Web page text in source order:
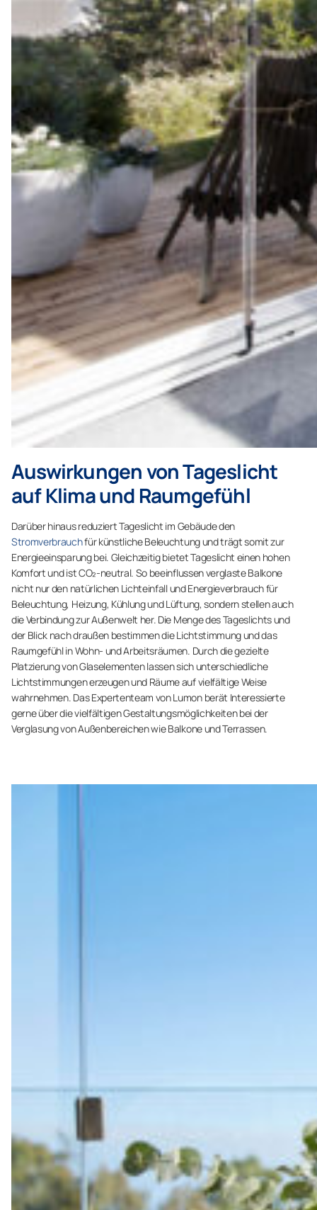
Auswirkungen von Tageslicht
auf Klima und Raumgefühl
Darüber hinaus reduziert Tageslicht im Gebäude den
Stromverbrauchfür künstliche Beleuchtung und trägt somit zur
Energieeinsparung bei. Gleichzeitig bietet Tageslicht einen hohen
Komfort und ist CO₂-neutral. So beeinflussen verglaste Balkone
nicht nur den natürlichen Lichteinfall und Energieverbrauch für
Beleuchtung, Heizung, Kühlung und Lüftung, sondern stellen auch
die Verbindung zur Außenwelt her. Die Menge des Tageslichts und
der Blick nach draußen bestimmen die Lichtstimmung und das
Raumgefühl in Wohn- und Arbeitsräumen. Durch die gezielte
Platzierung von Glaselementen lassen sich unterschiedliche
Lichtstimmungen erzeugen und Räume auf vielfältige Weise
wahrnehmen. Das Expertenteam von Lumon berät Interessierte
gerne über die vielfältigen Gestaltungsmöglichkeiten bei der
Verglasung von Außenbereichen wie Balkone und Terrassen.